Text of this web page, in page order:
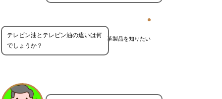
革製品を知りたい
テレビン油とテレピン油の違いは何
でしょうか？